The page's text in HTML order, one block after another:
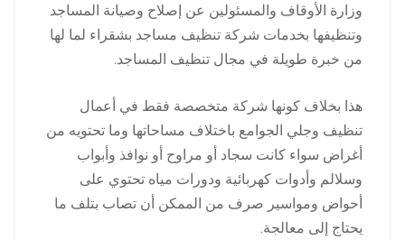
وزارة الأوقاف والمسئولين عن إصلاح وصيانة المساجد
وتنظيفها بخدمات شركة تنظيف مساجد بشقراء لما لها
من خبرة طويلة في مجال تنظيف المساجد.
هذا بخلاف كونها شركة متخصصة فقط في أعمال
تنظيف وجلي الجوامع باختلاف مساحاتها وما تحتويه من
أغراض سواء كانت سجاد أو مراوح أو نوافذ وأبواب
وسلالم وأدوات كهربائية ودورات مياه تحتوي على
أحواض ومواسير صرف من الممكن أن تصاب بتلف ما
يحتاج إلى معالجة.